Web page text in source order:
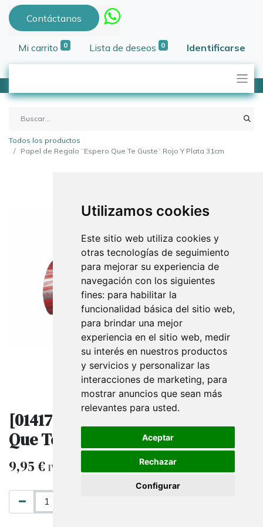
Utilizamos cookies
Este sitio web utiliza cookies y
otras tecnologías de seguimiento
para mejorar su experiencia de
navegación con los siguientes
fines: para habilitar la
funcionalidad básica del sitio web,
para brindar una mejor
experiencia en el sitio web, medir
su interés en nuestros productos
y servicios y personalizar las
interacciones de marketing, para
mostrar anuncios que sean más
relevantes para usted.
Aceptar
Rechazar
Configurar
Contáctanos
Mi carrito 0 Lista de deseos 0 Identificarse
Todos los productos
Papel de Regalo ¨Espero Que Te Guste¨ Rojo Y Plata 31cm
[014177] Papel de Regalo ¨Espero
Que Te Guste¨ Rojo Y Plata 31cm
9,95€ IVA excluido